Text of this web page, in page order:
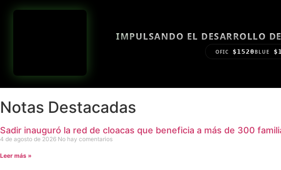
IMPULSANDO EL DESARROLLO
OFIC $1520 BLUE
Notas Destacadas
Sadir inauguró la red de cloacas que beneficia a más de 300
4 de agosto de 2026 No hay comentarios
Leer más »